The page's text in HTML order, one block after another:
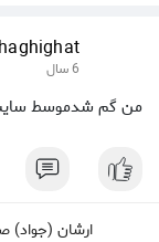
6 سال
من گم شدموسط
ارشان (جواد)